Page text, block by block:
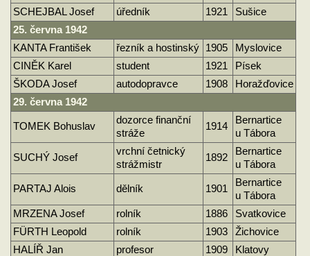
SCHEJBAL Josef úředník 1921
Sušice
25. června 1942
KANTA František
řezník a hostinský 1905
Myslovice
CINĚK Karel
student 1921
Písek
ŠKODA Josef
autodopravce 1908
Horažďovice
29. června 1942
TOMEK Bohuslav
dozorce finanční
stráže
1914
Bernartice
u Tábora
SUCHÝ Josef
vrchní četnický
strážmistr
1892
Bernartice
u Tábora
PARTAJ Alois dělník 1901
Bernartice
u Tábora
MRZENA Josef
rolník 1886
Svatkovice
FÜRTH Leopold
rolník 1903
Žichovice
HALÍŘ Jan
profesor 1909 Klatovy